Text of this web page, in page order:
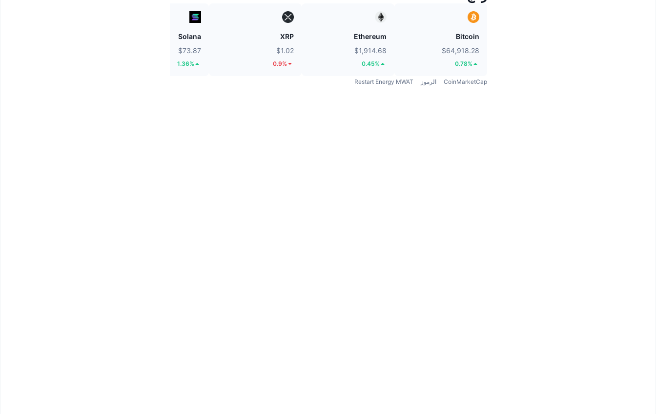
Bitcoin
$64,918.28
0.78%
Ethereum
$1,914.68
0.45%
XRP
$1.02
0.9%
Solana
$73.87
1.36%
CoinMarketCap الرموز Restart Energy MWAT